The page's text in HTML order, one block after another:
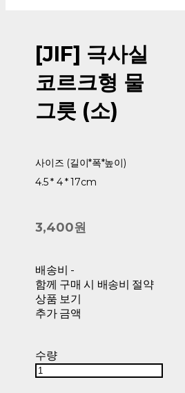
[JIF] 극사실
코르크형 물
그릇 (소)
사이즈 (길이*폭*높이)
4.5 * 4 * 17cm
3,400원
배송비 -
함께 구매 시 배송비 절약
상품 보기
추가 금액
수량